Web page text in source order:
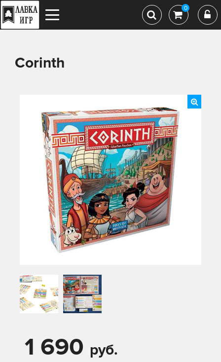
0
Corinth
1 690 руб.